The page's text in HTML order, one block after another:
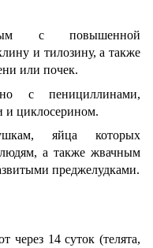
с повышенной
и тилозину, а также
или почек.
с пенициллинами,
и циклосерином.
яйца которых
а также жвачным
преджелудками.
14 суток (телята,